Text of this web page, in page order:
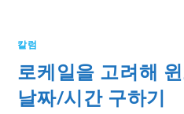
칼럼
로케일을 고려해
날짜/시간 구하기